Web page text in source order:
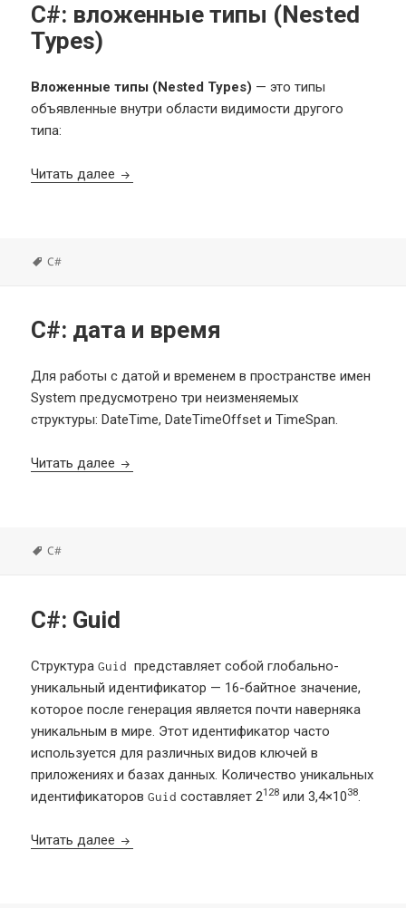
C#: вложенные типы (Nested
Types)
Вложенные типы (Nested Types) — это типы
объявленные внутри области видимости другого
типа:
Читать далее C#: вложенные типы (Nested Types)
Метки
C#
C#: дата и время
Для работы с датой и временем в пространстве имен
System предусмотрено три неизменяемых
структуры: DateTime, DateTimeOffset и TimeSpan.
Читать далее C#: дата и время
Метки
C#
C#: Guid
СтруктураGuidпредставляет собой глобально-
уникальный идентификатор — 16-байтное значение,
которое после генерация является почти наверняка
уникальным в мире. Этот идентификатор часто
используется для различных видов ключей в
приложениях и базах данных. Количество уникальных
идентификаторовGuid составляет 2128 или 3,4×1038.
Читать далее C#: Guid